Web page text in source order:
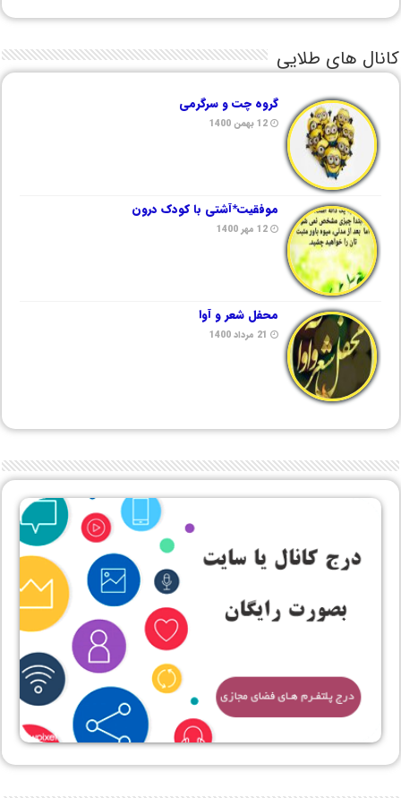
کانال های طلایی
گروه چت و سرگرمی
12 بهمن 1400
موفقیت*آشتی با کودک درون
12 مهر 1400
محفل شعر و آوا
21 مرداد 1400